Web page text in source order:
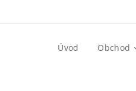
Úvod Obchod